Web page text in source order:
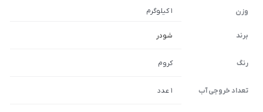
وزن 1 کیلوگرم
برند شودر
رنگ کروم
تعداد خروجی آب 1 عدد